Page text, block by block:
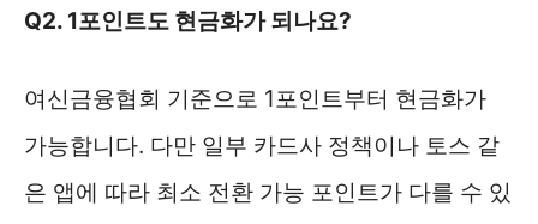
Q2. 1포인트도 현금화가 되나요?
여신금융협회 기준으로 1포인트부터 현금화가
가능합니다. 다만 일부 카드사 정책이나 토스 같
은 앱에 따라 최소 전환 가능 포인트가 다를 수 있